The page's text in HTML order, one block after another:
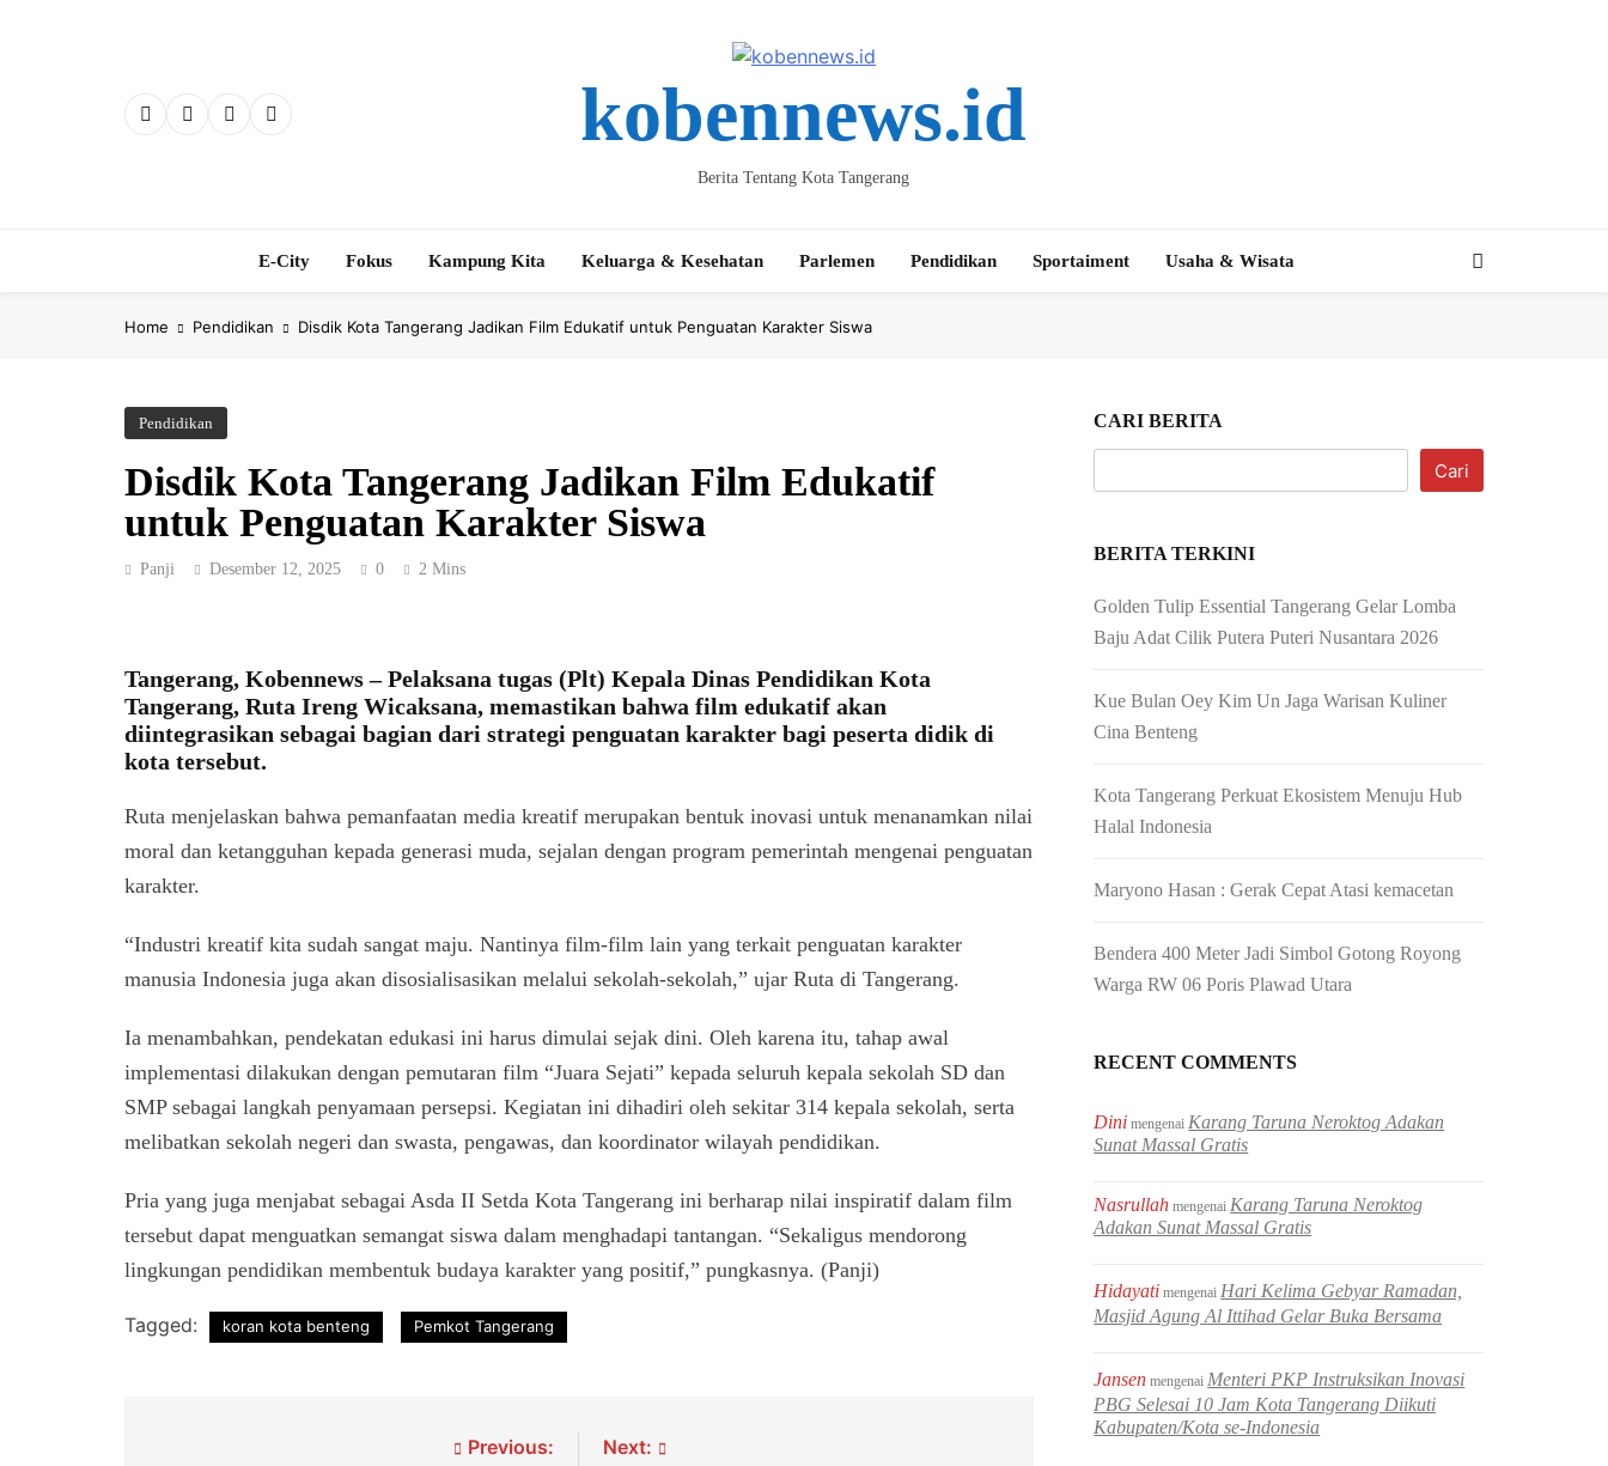
kobennews.id
Berita Tentang Kota Tangerang
E-City Fokus Kampung Kita Keluarga & Kesehatan Parlemen Pendidikan Sportaiment Usaha & Wisata
Home Pendidikan Disdik Kota Tangerang Jadikan Film Edukatif untuk Penguatan Karakter Siswa
Pendidikan
Disdik Kota Tangerang Jadikan Film Edukatif
untuk Penguatan Karakter Siswa
Panji Desember 12, 2025 0 2 Mins
Tangerang, Kobennews –Pelaksana tugas (Plt) Kepala Dinas Pendidikan Kota
Tangerang, Ruta Ireng Wicaksana, memastikan bahwa film edukatif akan
diintegrasikan sebagai bagian dari strategi penguatan karakter bagi peserta didik di
kota tersebut.
Ruta menjelaskan bahwa pemanfaatan media kreatif merupakan bentuk inovasi untuk menanamkan nilai
moral dan ketangguhan kepada generasi muda, sejalan dengan program pemerintah mengenai penguatan
karakter.
“Industri kreatif kita sudah sangat maju. Nantinya film-film lain yang terkait penguatan karakter
manusia Indonesia juga akan disosialisasikan melalui sekolah-sekolah,” ujar Ruta di Tangerang.
Ia menambahkan, pendekatan edukasi ini harus dimulai sejak dini. Oleh karena itu, tahap awal
implementasi dilakukan dengan pemutaran film “Juara Sejati” kepada seluruh kepala sekolah SD dan
SMP sebagai langkah penyamaan persepsi. Kegiatan ini dihadiri oleh sekitar 314 kepala sekolah, serta
melibatkan sekolah negeri dan swasta, pengawas, dan koordinator wilayah pendidikan.
Pria yang juga menjabat sebagai Asda II Setda Kota Tangerang ini berharap nilai inspiratif dalam film
tersebut dapat menguatkan semangat siswa dalam menghadapi tantangan. “Sekaligus mendorong
lingkungan pendidikan membentuk budaya karakter yang positif,” pungkasnya. (Panji)
Tagged: koran kota benteng Pemkot Tangerang
Previous:
Next:
CARI BERITA
Cari
BERITA TERKINI
Golden Tulip Essential Tangerang Gelar Lomba
Baju Adat Cilik Putera Puteri Nusantara 2026
Kue Bulan Oey Kim Un Jaga Warisan Kuliner
Cina Benteng
Kota Tangerang Perkuat Ekosistem Menuju Hub
Halal Indonesia
Maryono Hasan : Gerak Cepat Atasi kemacetan
Bendera 400 Meter Jadi Simbol Gotong Royong
Warga RW 06 Poris Plawad Utara
RECENT COMMENTS
Dini mengenaiKarang Taruna Neroktog Adakan
Sunat Massal Gratis
Nasrullah mengenaiKarang Taruna Neroktog
Adakan Sunat Massal Gratis
Hidayati mengenaiHari Kelima Gebyar Ramadan,
Masjid Agung Al Ittihad Gelar Buka Bersama
Jansen mengenaiMenteri PKP Instruksikan Inovasi
PBG Selesai 10 Jam Kota Tangerang Diikuti
Kabupaten/Kota se-Indonesia